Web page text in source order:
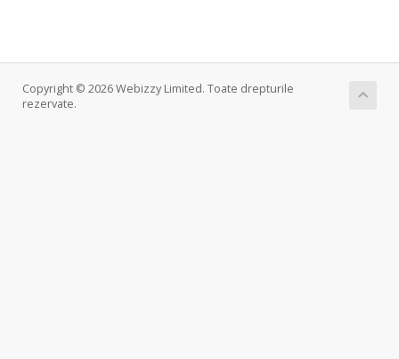
Copyright © 2026 Webizzy Limited. Toate drepturile
rezervate.